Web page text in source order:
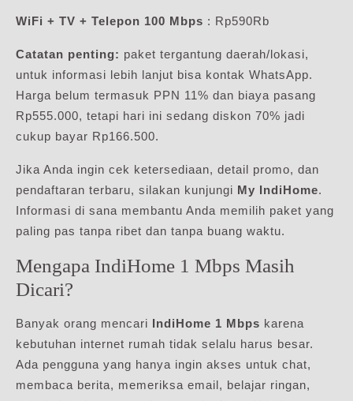
WiFi + TV + Telepon 100 Mbps : Rp590Rb
Catatan penting: paket tergantung daerah/lokasi,
untuk informasi lebih lanjut bisa kontak WhatsApp.
Harga belum termasuk PPN 11% dan biaya pasang
Rp555.000, tetapi hari ini sedang diskon 70% jadi
cukup bayar Rp166.500.
Jika Anda ingin cek ketersediaan, detail promo, dan
pendaftaran terbaru, silakan kunjungi My IndiHome.
Informasi di sana membantu Anda memilih paket yang
paling pas tanpa ribet dan tanpa buang waktu.
Mengapa IndiHome 1 Mbps Masih
Dicari?
Banyak orang mencari IndiHome 1 Mbps karena
kebutuhan internet rumah tidak selalu harus besar.
Ada pengguna yang hanya ingin akses untuk chat,
membaca berita, memeriksa email, belajar ringan,